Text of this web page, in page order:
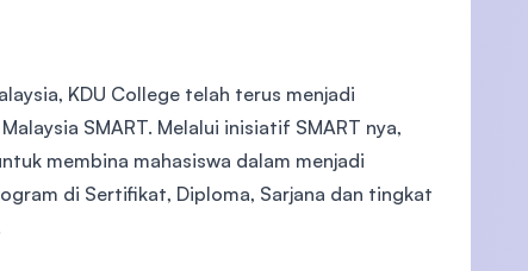
KDU College telah terus menjadi
SMART. Melalui inisiatif SMART nya,
membina mahasiswa dalam menjadi
di Sertifikat, Diploma, Sarjana dan tingkat